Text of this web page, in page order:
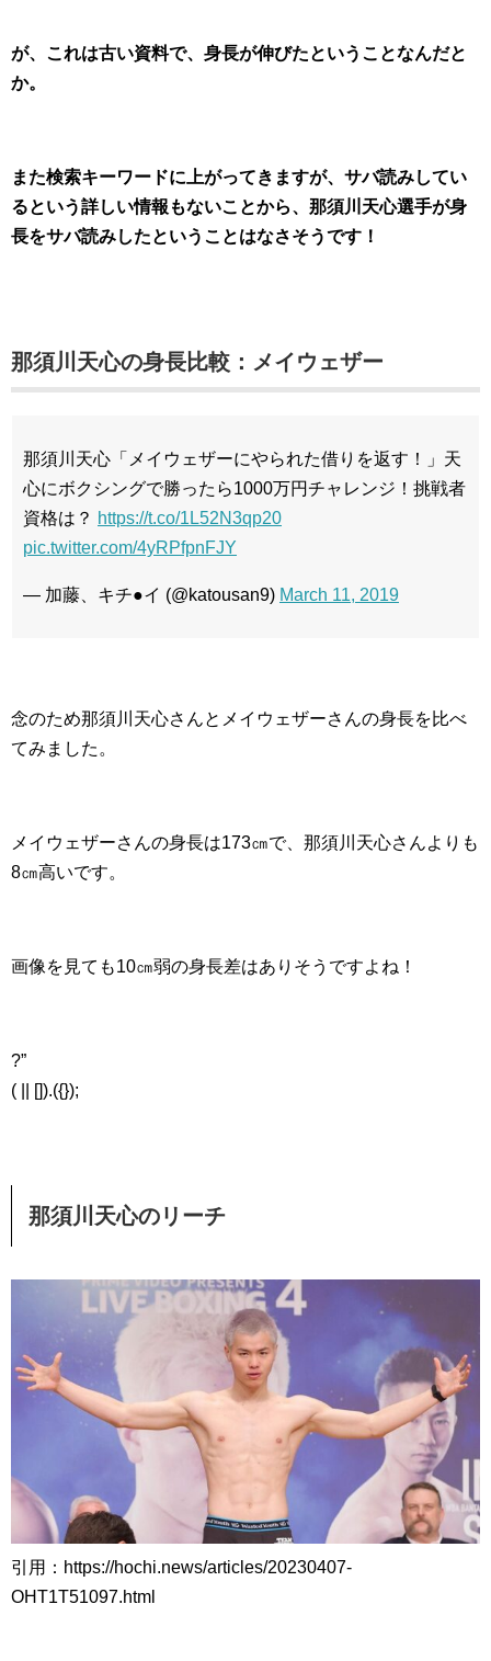
が、これは古い資料で、身長が伸びたということなんだと
か。
また検索キーワードに上がってきますが、サバ読みしてい
るという詳しい情報もないことから、那須川天心選手が身
長をサバ読みしたということはなさそうです！
那須川天心の身長比較：メイウェザー
那須川天心「メイウェザーにやられた借りを返す！」天
心にボクシングで勝ったら1000万円チャレンジ！挑戦者
資格は？ https://t.co/1L52N3qp20
pic.twitter.com/4yRPfpnFJY
— 加藤、キチ●イ (@katousan9) March 11, 2019
念のため那須川天心さんとメイウェザーさんの身長を比べ
てみました。
メイウェザーさんの身長は173㎝で、那須川天心さんよりも
8㎝高いです。
画像を見ても10㎝弱の身長差はありそうですよね！
?”
( || []).({});
那須川天心のリーチ
引用：https://hochi.news/articles/20230407-
OHT1T51097.html